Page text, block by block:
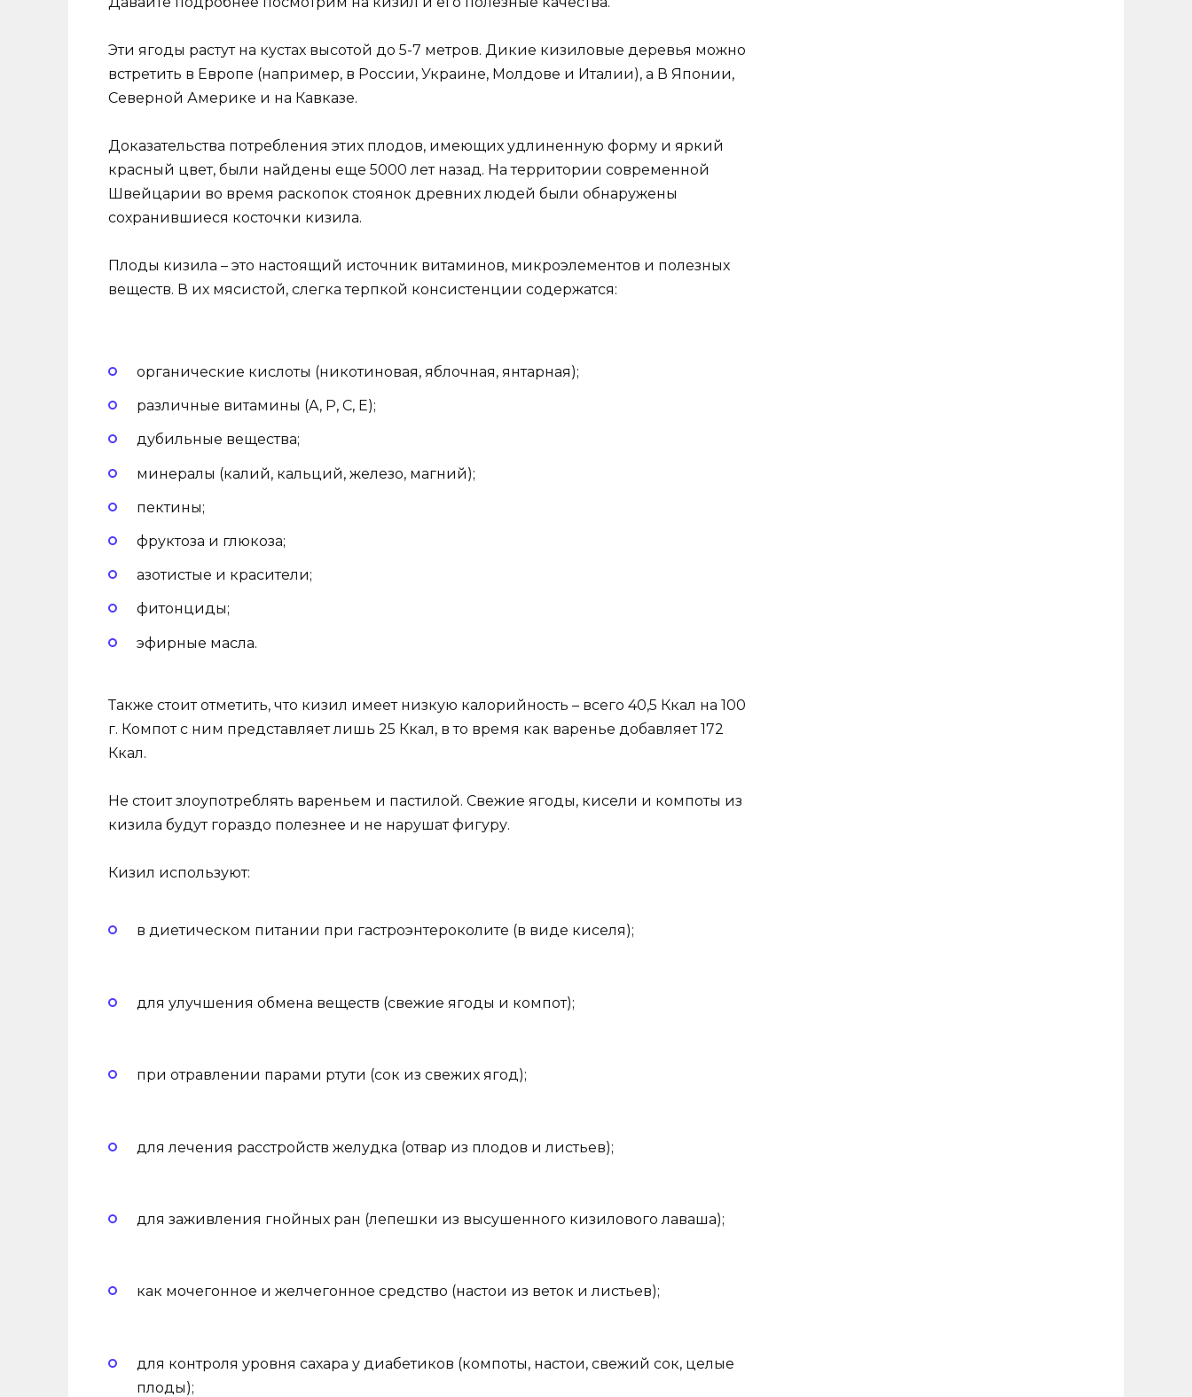
Эти ягоды растут на кустах высотой до 5-7 метров. Дикие кизиловые деревья можно
встретить в Европе (например, в России, Украине, Молдове и Италии), а В Японии,
Северной Америке и на Кавказе.
Доказательства потребления этих плодов, имеющих удлиненную форму и яркий
красный цвет, были найдены еще 5000 лет назад. На территории современной
Швейцарии во время раскопок стоянок древних людей были обнаружены
сохранившиеся косточки кизила.
Плоды кизила – это настоящий источник витаминов, микроэлементов и полезных
веществ. В их мясистой, слегка терпкой консистенции содержатся:
органические кислоты (никотиновая, яблочная, янтарная);
различные витамины (A, P, C, E);
дубильные вещества;
минералы (калий, кальций, железо, магний);
пектины;
фруктоза и глюкоза;
азотистые и красители;
фитонциды;
эфирные масла.
Также стоит отметить, что кизил имеет низкую калорийность – всего 40,5 Ккал на 100
г. Компот с ним представляет лишь 25 Ккал, в то время как варенье добавляет 172
Ккал.
Не стоит злоупотреблять вареньем и пастилой. Свежие ягоды, кисели и компоты из
кизила будут гораздо полезнее и не нарушат фигуру.
Кизил используют:
в диетическом питании при гастроэнтероколите (в виде киселя);
для улучшения обмена веществ (свежие ягоды и компот);
при отравлении парами ртути (сок из свежих ягод);
для лечения расстройств желудка (отвар из плодов и листьев);
для заживления гнойных ран (лепешки из высушенного кизилового лаваша);
как мочегонное и желчегонное средство (настои из веток и листьев);
для контроля уровня сахара у диабетиков (компоты, настои, свежий сок, целые
плоды);